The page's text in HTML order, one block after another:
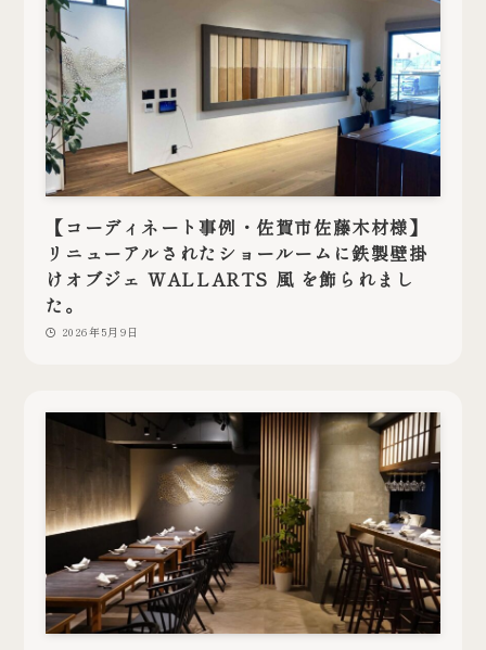
【コーディネート事例・佐賀市佐藤木材様】
リニューアルされたショールームに鉄製壁掛
けオブジェ WALLARTS 風 を飾られまし
た。
2026年5月9日